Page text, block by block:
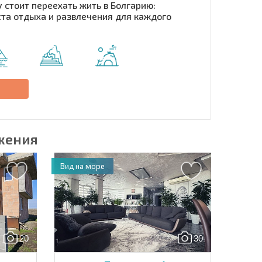
| Нажимая кнопку, вы разрешаете
Отправить сообщение
переехать жить в Болгарию:
отдыха и развлечения для каждого
20 30
Вид на море